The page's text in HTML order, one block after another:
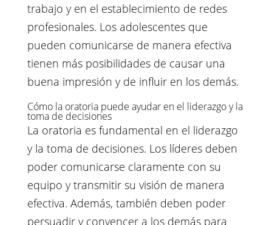
trabajo y en el establecimiento de redes
profesionales. Los adolescentes que
pueden comunicarse de manera efectiva
tienen más posibilidades de causar una
buena impresión y de influir en los demás.
Cómo la oratoria puede ayudar en el liderazgo y la
toma de decisiones
La oratoria es fundamental en el liderazgo
y la toma de decisiones. Los líderes deben
poder comunicarse claramente con su
equipo y transmitir su visión de manera
efectiva. Además, también deben poder
persuadir y convencer a los demás para